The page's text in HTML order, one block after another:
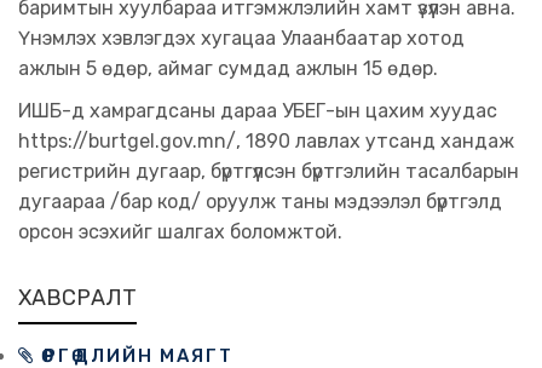
баримтын хуулбараа итгэмжлэлийн хамт үзүүлэн авна.
Үнэмлэх хэвлэгдэх хугацаа Улаанбаатар хотод
ажлын 5 өдөр, аймаг сумдад ажлын 15 өдөр.
ИШБ-д хамрагдсаны дараа УБЕГ-ын цахим хуудас
https://burtgel.gov.mn/, 1890 лавлах утсанд хандаж
регистрийн дугаар, бүртгүүлсэн бүртгэлийн тасалбарын
дугаараа /бар код/ оруулж таны мэдээлэл бүртгэлд
орсон эсэхийг шалгах боломжтой.
ХАВСРАЛТ
ӨРГӨДЛИЙН МАЯГТ